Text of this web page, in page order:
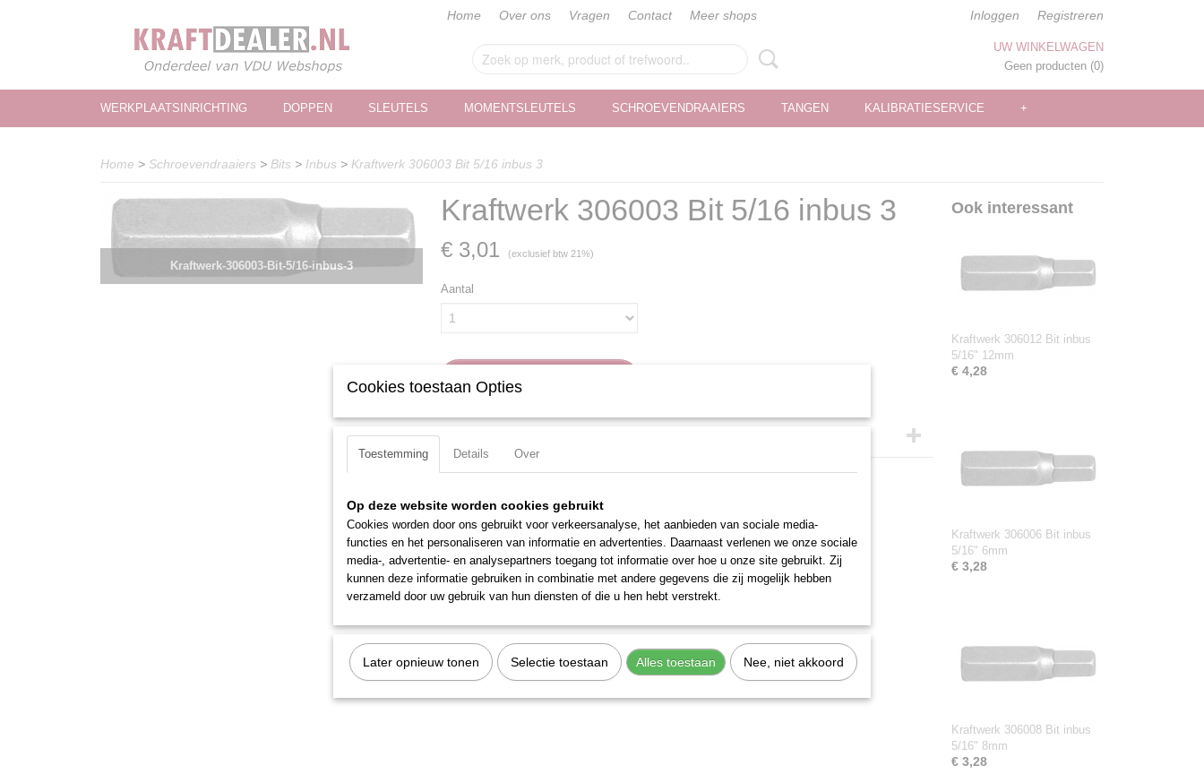
Home Over ons Vragen Contact Meer shops Inloggen Registreren
UW WINKELWAGEN
Geen producten (0)
WERKPLAATSINRICHTING DOPPEN SLEUTELS MOMENTSLEUTELS SCHROEVENDRAAIERS TANGEN KALIBRATIESERVICE +
Home > Schroevendraaiers > Bits > Inbus > Kraftwerk 306003 Bit 5/16 inbus 3
Kraftwerk-306003-Bit-5/16-inbus-3
Kraftwerk 306003 Bit 5/16 inbus 3
€ 3,01 (exclusief btw 21%)
Aantal
Productcode leverancier
Ook interessant
Kraftwerk 306012 Bit inbus
5/16" 12mm
€ 4,28
Kraftwerk 306006 Bit inbus
5/16" 6mm
€ 3,28
Kraftwerk 306008 Bit inbus
5/16" 8mm
€ 3,28
Cookies toestaan Opties
Toestemming Details Over
Op deze website worden cookies gebruikt
Cookies worden door ons gebruikt voor verkeersanalyse, het aanbieden van sociale media-
functies en het personaliseren van informatie en advertenties. Daarnaast verlenen we onze sociale
media-, advertentie- en analysepartners toegang tot informatie over hoe u onze site gebruikt. Zij
kunnen deze informatie gebruiken in combinatie met andere gegevens die zij mogelijk hebben
verzameld door uw gebruik van hun diensten of die u hen hebt verstrekt.
Later opnieuw tonen Selectie toestaan Alles toestaan Nee, niet akkoord